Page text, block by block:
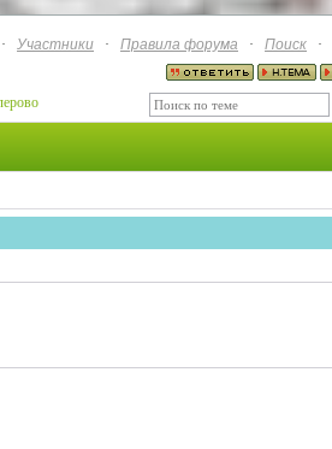
· Участники · Правила форума · Поиск ·